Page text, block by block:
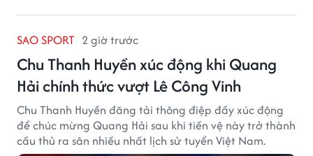
SAO SPORT 2 giờ trước
Chu Thanh Huyền xúc động khi Quang
Hải chính thức vượt Lê Công Vinh
Chu Thanh Huyền đăng tải thông điệp đầy xúc động
để chúc mừng Quang Hải sau khi tiền vệ này trở thành
cầu thủ ra sân nhiều nhất lịch sử tuyển Việt Nam.